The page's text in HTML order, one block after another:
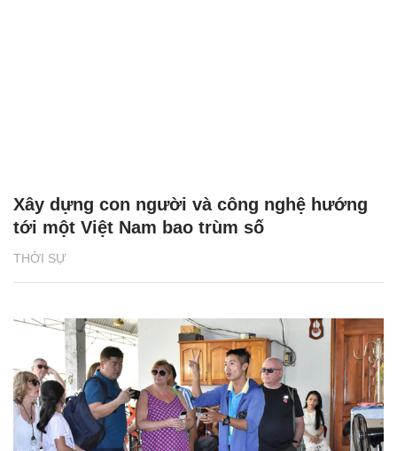
THỜI SỰ
Xây dựng con người và công nghệ hướng
tới một Việt Nam bao trùm số